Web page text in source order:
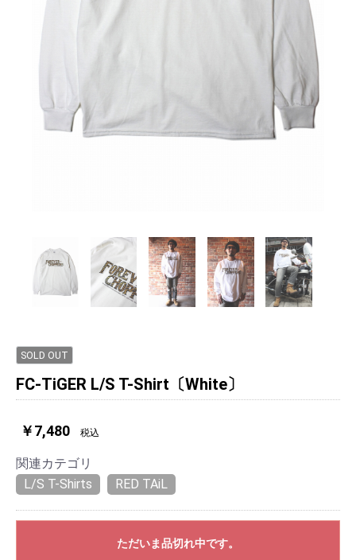
SOLD OUT
FC-TiGER L/S T-Shirt〔White〕
￥7,480 税込
関連カテゴリ
L/S T-Shirts
RED TAiL
ただいま品切れ中です。